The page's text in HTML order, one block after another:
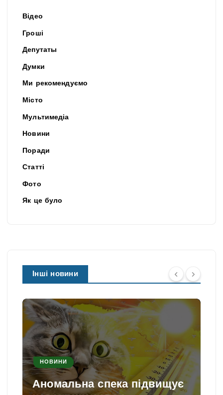
Відео
Гроші
Депутаты
Думки
Ми рекомендуємо
Місто
Мультимедіа
Новини
Поради
Статті
Фото
Як це було
Інші новини
НОВИНИ
Аномальна спека підвищує